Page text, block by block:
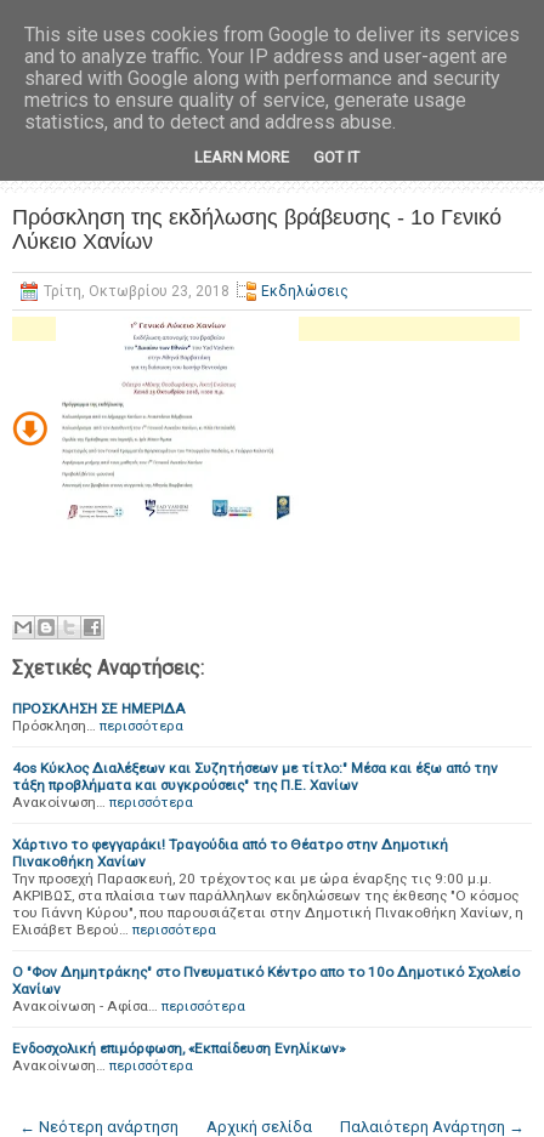
Πρόσκληση της εκδήλωσης βράβευσης - 1ο Γενικό
Λύκειο Χανίων
Τρίτη, Οκτωβρίου 23, 2018 Εκδηλώσεις
Σχετικές Αναρτήσεις:
ΠΡΟΣΚΛΗΣΗ ΣΕ ΗΜΕΡΙΔΑ
Πρόσκληση… περισσότερα
4os Κύκλος Διαλέξεων και Συζητήσεων με τίτλο:" Μέσα και έξω από την
τάξη προβλήματα και συγκρούσεις" της Π.Ε. Χανίων
Ανακοίνωση… περισσότερα
Χάρτινο το φεγγαράκι! Τραγούδια από το Θέατρο στην Δημοτική
Πινακοθήκη Χανίων
Την προσεχή Παρασκευή, 20 τρέχοντος και με ώρα έναρξης τις 9:00 μ.μ.
ΑΚΡΙΒΩΣ, στα πλαίσια των παράλληλων εκδηλώσεων της έκθεσης "Ο κόσμος
του Γιάννη Κύρου", που παρουσιάζεται στην Δημοτική Πινακοθήκη Χανίων, η
Ελισάβετ Βερού… περισσότερα
Ο "Φον Δημητράκης" στο Πνευματικό Κέντρο απο το 10ο Δημοτικό Σχολείο
Χανίων
Ανακοίνωση - Αφίσα… περισσότερα
Ενδοσχολική επιμόρφωση, «Εκπαίδευση Ενηλίκων»
Ανακοίνωση… περισσότερα
← Νεότερη ανάρτηση Παλαιότερη Ανάρτηση →
Αρχική σελίδα
This site uses cookies from Google to deliver its services
and to analyze traffic. Your IP address and user-agent are
shared with Google along with performance and security
metrics to ensure quality of service, generate usage
statistics, and to detect and address abuse.
LEARN MORE GOT IT